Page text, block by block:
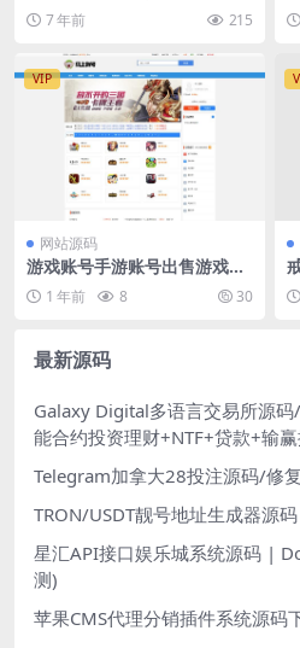
带视频教程
7 年前 215
VIP
网站源码
游戏账号手游账号出售游戏币
交易平台源码源码下载
1 年前 8 30
最新源码
Galaxy Digital多语言交易所源
能合约投资理财+NTF+贷款+输
Telegram加拿大28投注源码/修
TRON/USDT靓号地址生成器源
星汇API接口娱乐城系统源码 |
测)
苹果CMS代理分销插件系统源码